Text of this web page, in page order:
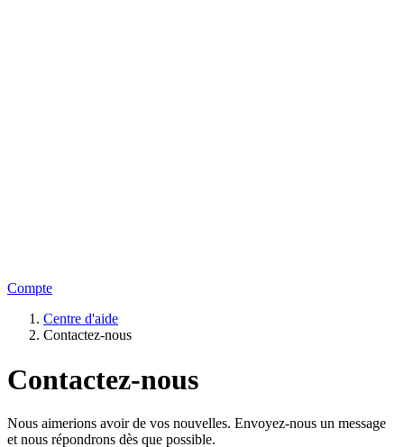
Compte
Centre d'aide
Contactez-nous
Contactez-nous
Nous aimerions avoir de vos nouvelles. Envoyez-nous un message
et nous répondrons dès que possible.